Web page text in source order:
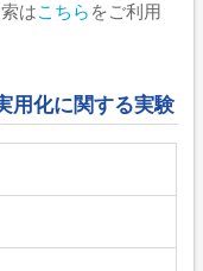
はこちら をご利用
用化に関する実験